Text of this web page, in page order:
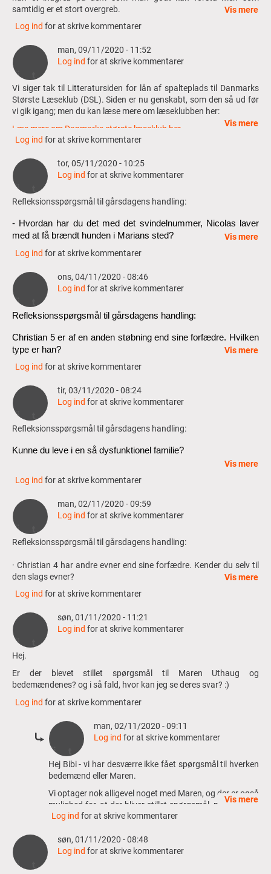
samtidig er et stort overgreb.
Når jeg vender tilbage til bogens titel “En lykkelig slutning”
anfald og den anden slår ihjel der kysser med hinanden og en far
der går all in på sin nekrofili-fantasi. Måske er det en lykkelig
slutning, omstændighederne taget i betragtning.
Vis mere
Log ind for at skrive kommentarer
man, 09/11/2020 - 11:52
Log ind for at skrive kommentarer
Vi siger tak til Litteratursiden for lån af spalteplads til Danmarks
Største Læseklub (DSL). Siden er nu genskabt, som den så ud før
vi gik igang; men du kan læse mere om læseklubben her:
Læs mere om Danmarks største læseklub her
Bibliotekerne regner med at vende tilbage næste år, når en ny
Læsernes Bogpris er fundet. Hør mere om det til den tid - her på
Litteratursiden eller på dit lokale bibliotek.
Mvh.
Vis mere
Log ind for at skrive kommentarer
tor, 05/11/2020 - 10:25
Log ind for at skrive kommentarer
Refleksionsspørgsmål til gårsdagens handling:
- Hvordan har du det med det svindelnummer, Nicolas laver
med at få brændt hunden i Marians sted?
- Hvilke tanker har du om Nicolas som person?
Vis mere
Log ind for at skrive kommentarer
ons, 04/11/2020 - 08:46
Log ind for at skrive kommentarer
Refleksionsspørgsmål til gårsdagens handling:
Christian 5 er af en anden støbning end sine forfædre. Hvilken
type er han?
Vi er inde i det 20 århundrede. Hvordan påvirker det
begravelsesritualerne?
Vis mere
Log ind for at skrive kommentarer
tir, 03/11/2020 - 08:24
Log ind for at skrive kommentarer
Refleksionsspørgsmål til gårsdagens handling:
Kunne du leve i en så dysfunktionel familie?
reparation?
Vis mere
Log ind for at skrive kommentarer
man, 02/11/2020 - 09:59
Log ind for at skrive kommentarer
Refleksionsspørgsmål til gårsdagens handling:
· Christian 4 har andre evner end sine forfædre. Kender du selv til
den slags evner?
· Hvordan har du det med paranormale fænomener?
Vis mere
Log ind for at skrive kommentarer
søn, 01/11/2020 - 11:21
Log ind for at skrive kommentarer
Hej.
Er der blevet stillet spørgsmål til Maren Uthaug og
bedemændenes? og i så fald, hvor kan jeg se deres svar? :)
Log ind for at skrive kommentarer
man, 02/11/2020 - 09:11
Log ind for at skrive kommentarer
Som
svar
Hej.
der
stillet…
Hej Bibi - vi har desværre ikke fået spørgsmål til hverken
bedemænd eller Maren.
Vi optager nok alligevel noget med Maren, og der er også
mulighed for, at der bliver stillet spørgsmål, når der igen
er spørgetid senere på ugen.
spørgsmål, så kan det være, vi kan nå at få det med.
Vis mere
Log ind for at skrive kommentarer
søn, 01/11/2020 - 08:48
Log ind for at skrive kommentarer